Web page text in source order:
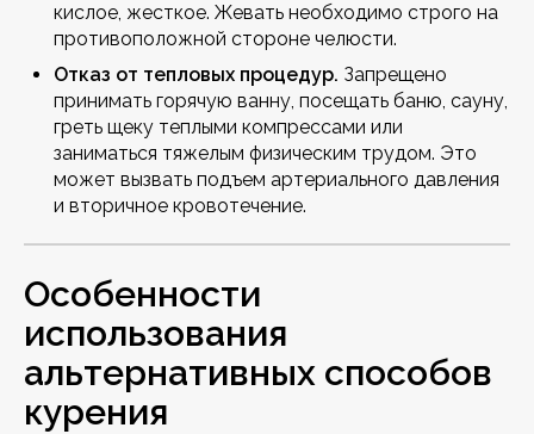
кислое, жесткое. Жевать необходимо строго на
противоположной стороне челюсти.
Отказ от тепловых процедур. Запрещено
принимать горячую ванну, посещать баню, сауну,
греть щеку теплыми компрессами или
заниматься тяжелым физическим трудом. Это
может вызвать подъем артериального давления
и вторичное кровотечение.
Особенности
использования
альтернативных способов
курения